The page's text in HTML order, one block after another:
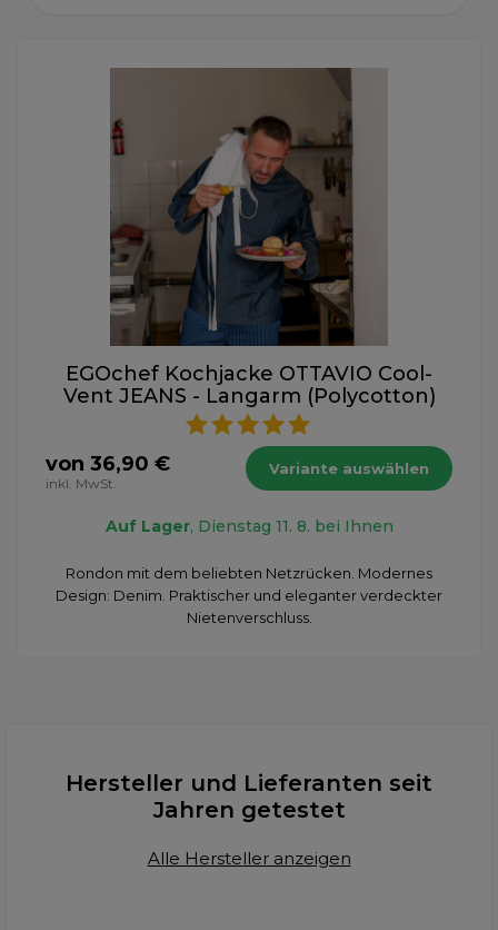
EGOchef Kochjacke OTTAVIO Cool-
Vent JEANS - Langarm (Polycotton)
von 36,90 €
inkl. MwSt.
Variante auswählen
Auf Lager, Dienstag 11. 8. bei Ihnen
Rondon mit dem beliebten Netzrücken. Modernes
Design: Denim. Praktischer und eleganter verdeckter
Nietenverschluss.
Hersteller und Lieferanten seit
Jahren getestet
Alle Hersteller anzeigen